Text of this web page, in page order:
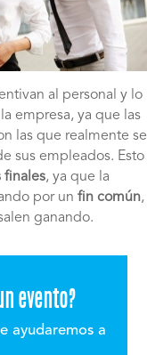
al personal y lo
empresa, ya que las
las que realmente se
sus empleados. Esto
finales, ya que la
por un fin común,
ganando.
evento?
ayudaremos a